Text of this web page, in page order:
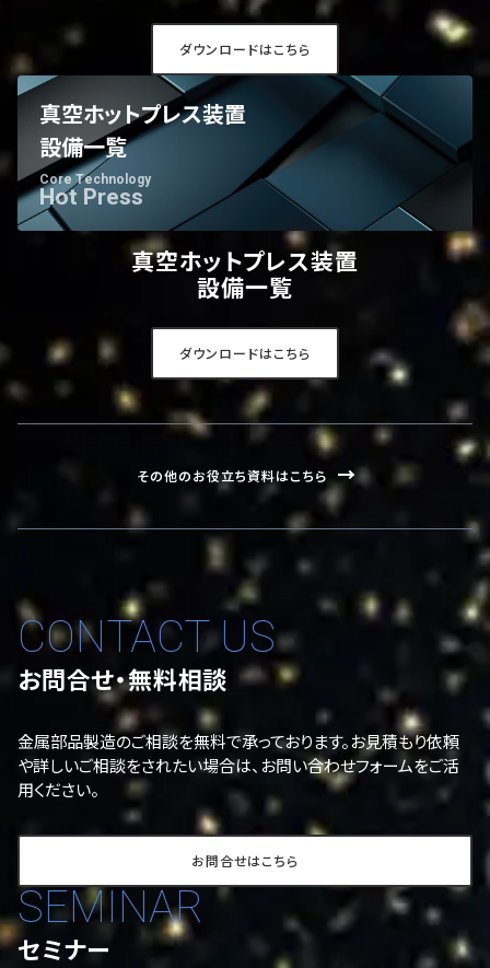
ダウンロードはこちら
真空ホットプレス装置
設備一覧
Core Technology
Hot Press
真空ホットプレス装置
設備一覧
ダウンロードはこちら
その他のお役立ち資料はこちら
CONTACT US
お問合せ・無料相談
金属部品製造のご相談を無料で承っております。お見積もり依頼
や詳しいご相談をされたい場合は、お問い合わせフォームをご活
用ください。
お問合せはこちら
SEMINAR
セミナー